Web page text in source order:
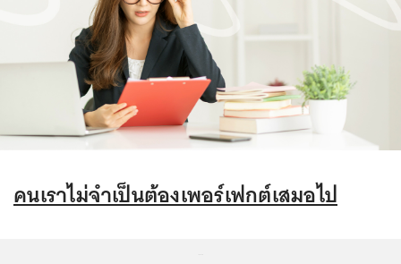
คนเราไม่จำเป็นต้องเพอร์เฟกต์เสมอไป